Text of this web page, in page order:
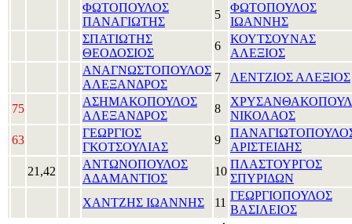
ΦΩΤΟΠΟΥΛΟΣ
ΠΑΝΑΓΙΩΤΗΣ
5
ΦΩΤΟΠΟΥΛΟΣ
ΙΩΑΝΝΗΣ
ΣΠΑΤΙΩΤΗΣ
ΘΕΟΔΟΣΙΟΣ
6
ΚΟΥΤΣΟΥΝΑΣ
ΑΛΕΞΙΟΣ
ΑΝΑΓΝΩΣΤΟΠΟΥΛΟΣ
ΑΛΕΞΑΝΔΡΟΣ
7 ΛΕΝΤΖΙΟΣ ΑΛΕΞΙΟΣ
75
ΑΣΗΜΑΚΟΠΟΥΛΟΣ
ΑΛΕΞΑΝΔΡΟΣ
8
ΝΙΚΟΛΑΟΣ
63
ΓΕΩΡΓΙΟΣ
ΓΚΟΤΣΟΥΛΙΑΣ
9
ΑΡΙΣΤΕΙΔΗΣ
21,42
ΑΝΤΩΝΟΠΟΥΛΟΣ
ΑΔΑΜΑΝΤΙΟΣ
10
ΠΛΑΣΤΟΥΡΓΟΣ
ΣΠΥΡΙΔΩΝ
ΧΑΝΤΖΗΣ ΙΩΑΝΝΗΣ
11
ΓΕΩΡΓΙΟΠΟΥΛΟΣ
ΒΑΣΙΛΕΙΟΣ